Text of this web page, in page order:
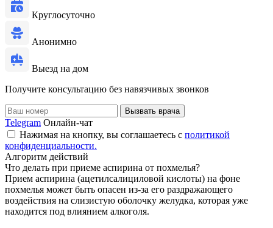
Круглосуточно
Анонимно
Выезд на дом
Получите консультацию без навязчивых звонков
Вызвать врача
Telegram Онлайн-чат
Нажимая на кнопку, вы соглашаетесь с политикой
конфиденциальности.
Алгоритм действий
Что делать при приеме аспирина от похмелья?
Прием аспирина (ацетилсалициловой кислоты) на фоне
похмелья может быть опасен из-за его раздражающего
воздействия на слизистую оболочку желудка, которая уже
находится под влиянием алкоголя.